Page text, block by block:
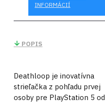
INFORMÁCIÍ
POPIS
Deathloop je inovatívna
strieľačka z pohľadu prvej
osoby pre PlayStation 5 od